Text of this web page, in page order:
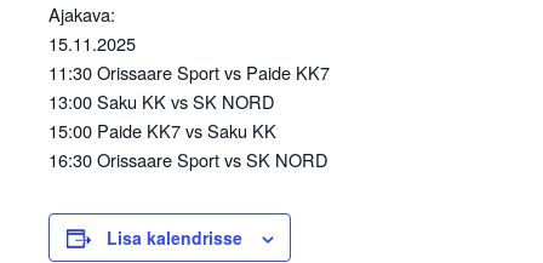
Ajakava:
15.11.2025
11:30 Orissaare Sport vs Paide KK7
13:00 Saku KK vs SK NORD
15:00 Paide KK7 vs Saku KK
16:30 Orissaare Sport vs SK NORD
Lisa kalendrisse